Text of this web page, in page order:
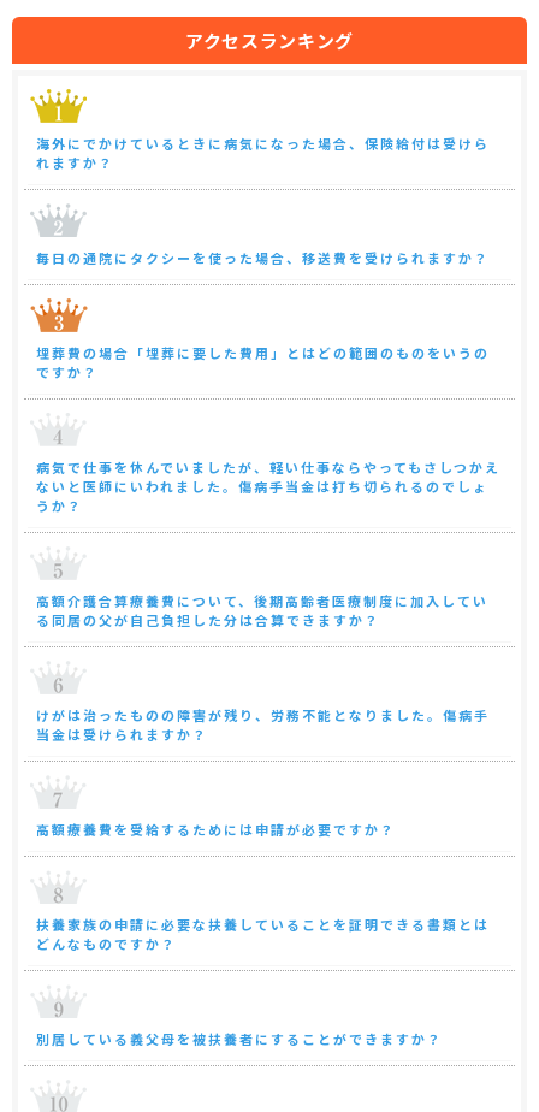
アクセスランキング
海外にでかけているときに病気になった場合、保険給付は受けら
れますか？
毎日の通院にタクシーを使った場合、移送費を受けられますか？
埋葬費の場合「埋葬に要した費用」とはどの範囲のものをいうの
ですか？
病気で仕事を休んでいましたが、軽い仕事ならやってもさしつかえ
ないと医師にいわれました。傷病手当金は打ち切られるのでしょ
うか？
高額介護合算療養費について、後期高齢者医療制度に加入してい
る同居の父が自己負担した分は合算できますか？
けがは治ったものの障害が残り、労務不能となりました。傷病手
当金は受けられますか？
高額療養費を受給するためには申請が必要ですか？
扶養家族の申請に必要な扶養していることを証明できる書類とは
どんなものですか？
別居している義父母を被扶養者にすることができますか？